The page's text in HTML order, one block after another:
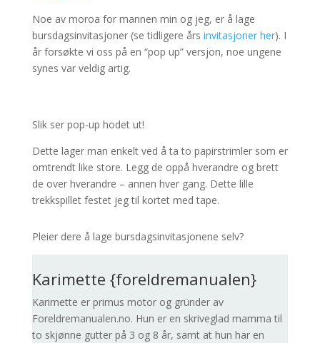
Noe av moroa for mannen min og jeg, er å lage
bursdagsinvitasjoner (se tidligere års invitasjoner her). I
år forsøkte vi oss på en “pop up” versjon, noe ungene
synes var veldig artig.
Slik ser pop-up hodet ut!
Dette lager man enkelt ved å ta to papirstrimler som er
omtrendt like store. Legg de oppå hverandre og brett
de over hverandre – annen hver gang. Dette lille
trekkspillet festet jeg til kortet med tape.
Pleier dere å lage bursdagsinvitasjonene selv?
Karimette {foreldremanualen}
Karimette er primus motor og gründer av
Foreldremanualen.no. Hun er en skriveglad mamma til
to skjønne gutter på 3 og 8 år, samt at hun har en